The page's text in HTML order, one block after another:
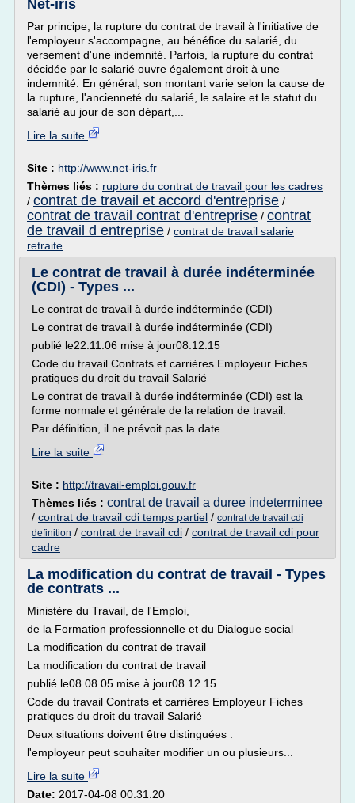
Net-iris
Par principe, la rupture du contrat de travail à l'initiative de
l'employeur s'accompagne, au bénéfice du salarié, du
versement d'une indemnité. Parfois, la rupture du contrat
décidée par le salarié ouvre également droit à une
indemnité. En général, son montant varie selon la cause de
la rupture, l'ancienneté du salarié, le salaire et le statut du
salarié au jour de son départ,...
Lire la suite
Site : http://www.net-iris.fr
Thèmes liés : rupture du contrat de travail pour les cadres
/ contrat de travail et accord d'entreprise /
contrat de travail contrat d'entreprise / contrat
de travail d entreprise / contrat de travail salarie
retraite
Le contrat de travail à durée indéterminée
(CDI) - Types ...
Le contrat de travail à durée indéterminée (CDI)
Le contrat de travail à durée indéterminée (CDI)
publié le22.11.06 mise à jour08.12.15
Code du travail Contrats et carrières Employeur Fiches
pratiques du droit du travail Salarié
Le contrat de travail à durée indéterminée (CDI) est la
forme normale et générale de la relation de travail.
Par définition, il ne prévoit pas la date...
Lire la suite
Site : http://travail-emploi.gouv.fr
Thèmes liés : contrat de travail a duree indeterminee
/ contrat de travail cdi temps partiel / contrat de travail cdi
definition / contrat de travail cdi / contrat de travail cdi pour
cadre
La modification du contrat de travail - Types
de contrats ...
Ministère du Travail, de l'Emploi,
de la Formation professionnelle et du Dialogue social
La modification du contrat de travail
La modification du contrat de travail
publié le08.08.05 mise à jour08.12.15
Code du travail Contrats et carrières Employeur Fiches
pratiques du droit du travail Salarié
Deux situations doivent être distinguées :
l'employeur peut souhaiter modifier un ou plusieurs...
Lire la suite
Date: 2017-04-08 00:31:20